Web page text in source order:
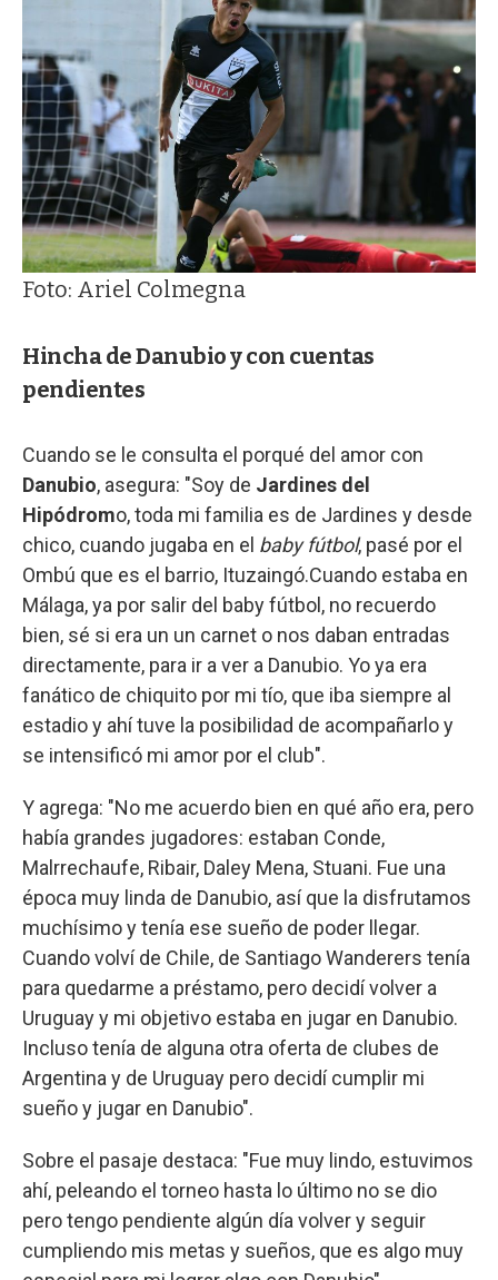
Foto: Ariel Colmegna
Hincha de Danubio y con cuentas
pendientes
Cuando se le consulta el porqué del amor con
Danubio, asegura: "Soy de Jardines del
Hipódromo, toda mi familia es de Jardines y desde
chico, cuando jugaba en el baby fútbol, pasé por el
Ombú que es el barrio, Ituzaingó.Cuando estaba en
Málaga, ya por salir del baby fútbol, no recuerdo
bien, sé si era un un carnet o nos daban entradas
directamente, para ir a ver a Danubio. Yo ya era
fanático de chiquito por mi tío, que iba siempre al
estadio y ahí tuve la posibilidad de acompañarlo y
se intensificó mi amor por el club".
Y agrega: "No me acuerdo bien en qué año era, pero
había grandes jugadores: estaban Conde,
Malrrechaufe, Ribair, Daley Mena, Stuani. Fue una
época muy linda de Danubio, así que la disfrutamos
muchísimo y tenía ese sueño de poder llegar.
Cuando volví de Chile, de Santiago Wanderers tenía
para quedarme a préstamo, pero decidí volver a
Uruguay y mi objetivo estaba en jugar en Danubio.
Incluso tenía de alguna otra oferta de clubes de
Argentina y de Uruguay pero decidí cumplir mi
sueño y jugar en Danubio".
Sobre el pasaje destaca: "Fue muy lindo, estuvimos
ahí, peleando el torneo hasta lo último no se dio
pero tengo pendiente algún día volver y seguir
cumpliendo mis metas y sueños, que es algo muy